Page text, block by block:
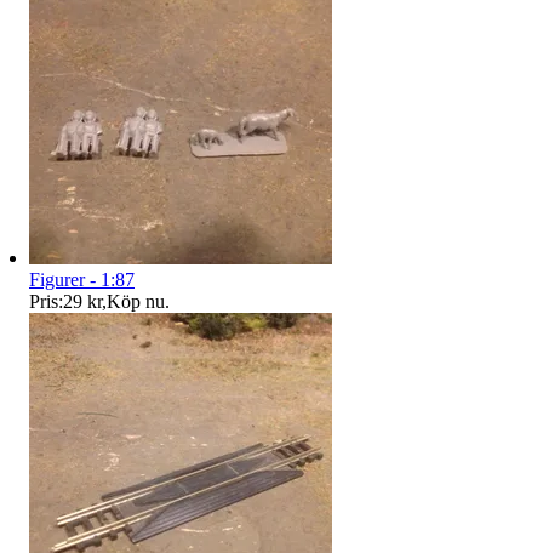
Figurer - 1:87
Pris:29 kr,Köp nu.